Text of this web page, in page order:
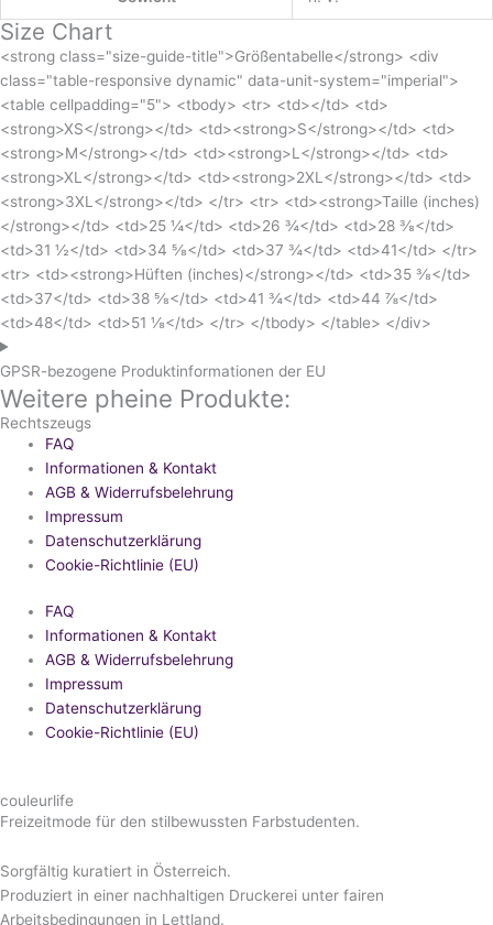
Size Chart
<strong class="size-guide-title">Größentabelle</strong> <div
class="table-responsive dynamic" data-unit-system="imperial">
<table cellpadding="5"> <tbody> <tr> <td></td> <td>
<strong>XS</strong></td> <td><strong>S</strong></td> <td>
<strong>M</strong></td> <td><strong>L</strong></td> <td>
<strong>XL</strong></td> <td><strong>2XL</strong></td> <td>
<strong>3XL</strong></td> </tr> <tr> <td><strong>Taille (inches)
</strong></td> <td>25 ¼</td> <td>26 ¾</td> <td>28 ⅜</td>
<td>31 ½</td> <td>34 ⅝</td> <td>37 ¾</td> <td>41</td> </tr>
<tr> <td><strong>Hüften (inches)</strong></td> <td>35 ⅜</td>
<td>37</td> <td>38 ⅝</td> <td>41 ¾</td> <td>44 ⅞</td>
<td>48</td> <td>51 ⅛</td> </tr> </tbody> </table> </div>
GPSR-bezogene Produktinformationen der EU
Weitere pheine Produkte:
Rechtszeugs
FAQ
Informationen & Kontakt
AGB & Widerrufsbelehrung
Impressum
Datenschutzerklärung
Cookie-Richtlinie (EU)
FAQ
Informationen & Kontakt
AGB & Widerrufsbelehrung
Impressum
Datenschutzerklärung
Cookie-Richtlinie (EU)
couleurlife
Freizeitmode für den stilbewussten Farbstudenten.
Sorgfältig kuratiert in Österreich.
Produziert in einer nachhaltigen Druckerei unter fairen
Arbeitsbedingungen in Lettland.